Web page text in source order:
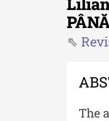
Revista
XLIV
XLIII
The